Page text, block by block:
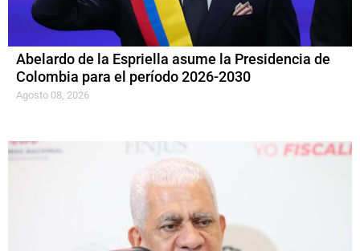
Abelardo de la Espriella asume la Presidencia de
Colombia para el período 2026-2030
Agosto 08, 2026